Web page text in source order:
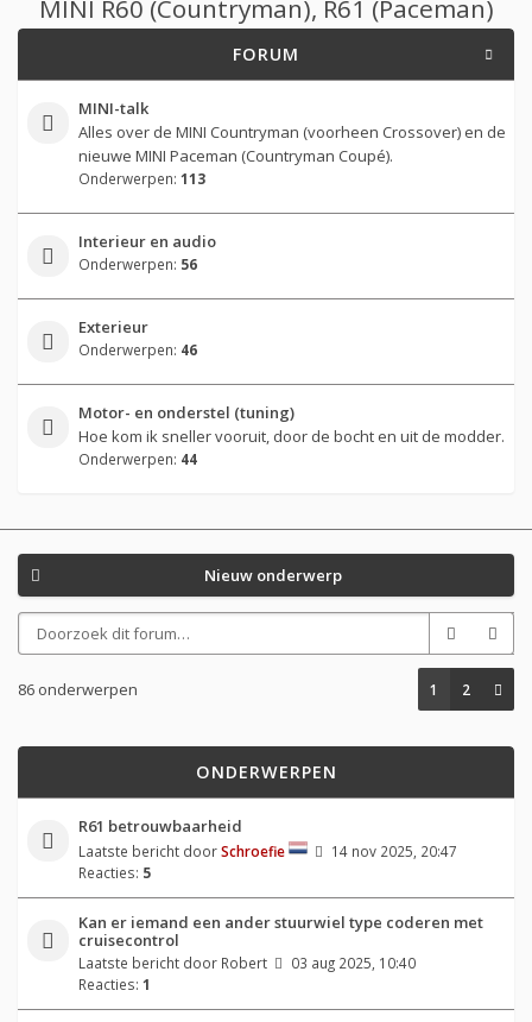
MINI R60 (Countryman), R61 (Paceman)
FORUM
MINI-talk
Alles over de MINI Countryman (voorheen Crossover) en de
nieuwe MINI Paceman (Countryman Coupé).
Onderwerpen: 113
Interieur en audio
Onderwerpen: 56
Exterieur
Onderwerpen: 46
Motor- en onderstel (tuning)
Hoe kom ik sneller vooruit, door de bocht en uit de modder.
Onderwerpen: 44
Nieuw onderwerp
86 onderwerpen 1 2
ONDERWERPEN
R61 betrouwbaarheid
Laatste bericht doorSchroefie
14 nov 2025, 20:47
Reacties: 5
Kan er iemand een ander stuurwiel type coderen met
cruisecontrol
Laatste bericht door Robert
03 aug 2025, 10:40
Reacties: 1